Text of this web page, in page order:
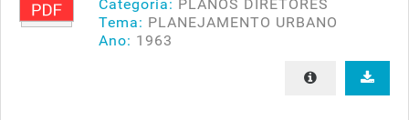
Categoria: PLANOS DIRETORES
Tema: PLANEJAMENTO URBANO
Ano: 1963